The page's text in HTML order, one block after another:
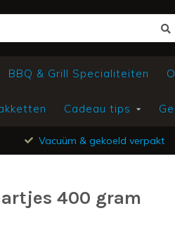
BBQ & Grill Specialiteiten
Cadeau tips
Vacuüm & gekoeld verpakt
400 gram